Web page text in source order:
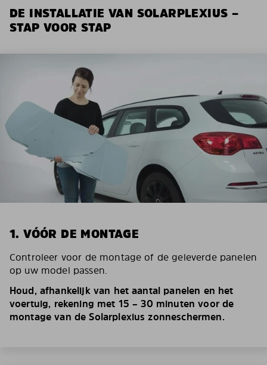
DE INSTALLATIE VAN SOLARPLEXIUS –
STAP VOOR STAP
1. VÓÓR DE MONTAGE
Controleer voor de montage of de geleverde panelen
op uw model passen.
Houd, afhankelijk van het aantal panelen en het
voertuig, rekening met 15 – 30 minuten voor de
montage van de Solarplexius zonneschermen.